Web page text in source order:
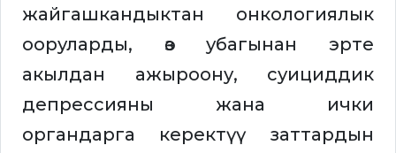
жайгашкандыктан онкологиялык
ооруларды, өз убагынан эрте
акылдан ажыроону, суициддик
депрессияны жана ички
органдарга керектүү заттардын